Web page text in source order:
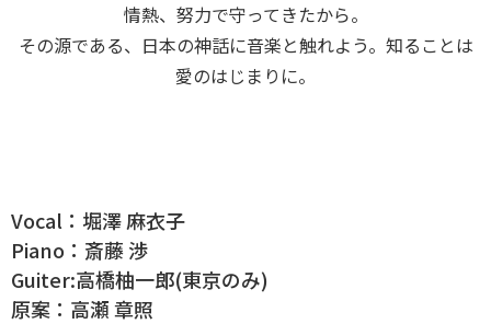
情熱、努力で守ってきたから。
その源である、日本の神話に音楽と触れよう。知ることは
愛のはじまりに。
Vocal：堀澤 麻衣子
Piano：斎藤 渉
Guiter:高橋柚一郎(東京のみ)
原案：高瀬 章照